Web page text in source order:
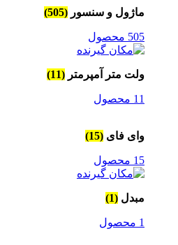
بود. ماژول و سنسور (505)
505 محصول
ولت متر آمپرمتر (11)
11 محصول
وای فای (15)
15 محصول
مبدل (1)
1 محصول